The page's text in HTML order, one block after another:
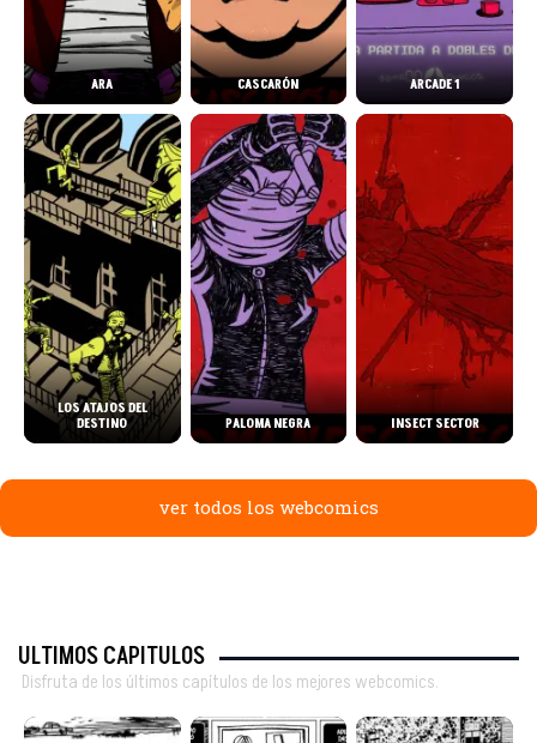
ARA CASCARÓN ARCADE 1
LOS ATAJOS DEL
DESTINO
PALOMA NEGRA INSECT SECTOR
ver todos los webcomics
ÚLTIMOS CAPÍTULOS
Disfruta de los últimos capítulos de los mejores webcomics.